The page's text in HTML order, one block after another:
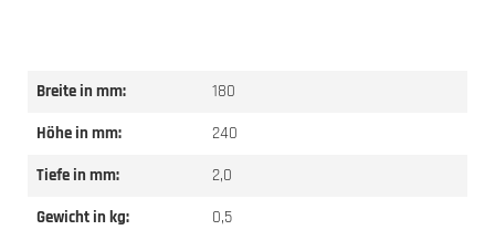
Breite in mm:
180
Höhe in mm:
240
Tiefe in mm:
2,0
Gewicht in kg:
0,5